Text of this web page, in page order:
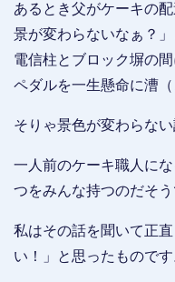
あるとき父がケーキの
景が変わらないなぁ？
電信柱とブロック塀の
ペダルを一生懸命に漕
そりゃ景色が変わらない
一人前のケーキ職人に
つをみんな持つのだそう
私はその話を聞いて正
い！」と思ったものです